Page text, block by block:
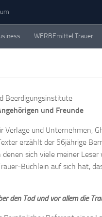
WERBEmittel Trauer
Beerdigungsinstitute
und Freunde
Verlage und Unternehmen,
erzählt der 56jährige
sich viele meiner Leser
Büchlein auf sich hat,
den Tod und vor allem die